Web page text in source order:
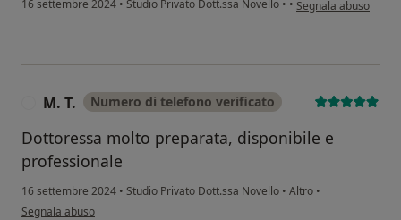
16 settembre 2024 • Studio Privato Dott.ssa Novello • • Segnala abuso
M. T. Numero di telefono verificato
Dottoressa molto preparata, disponibile e
professionale
16 settembre 2024 • Studio Privato Dott.ssa Novello • Altro •
secondo l'opinione dell'utente M. T.
Segnala abuso